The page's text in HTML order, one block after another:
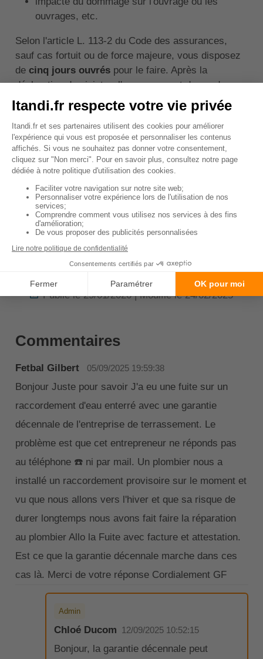
ouvrages, etc.
Selon l'article L. 113-2 du Code des assurances,
sauf cas fortuit ou de force majeure, vous disposez
de cinq jours ouvréspour le faire. Après la
déclaration du sinistre, l'assureur peut demander un
diagnostic de l'ouvrage endommagé pour évaluer les
dommages induits par la canalisation enterrée. Après
avoir fourni ce diagnostic, vous devez entamer les
travaux de réparation et les réaliser dans les délais
fixés par le contrat d'assurance.
↑ Sommaire
Alexandre Lamour
Publié le 29/01/2020 | Modifié le 24/02/2025
Commentaires
Fetbal Gilbert 05/09/2025 19:59:38
Bonjour Juste pour savoir J'a eu une fuite sur un
raccordement d'eau enterré avec une garantie
décennale de l'entreprise de terrassement. Le
problème est que cet entrepreneur ne réponds pas
au téléphone ☎️ ni par mail. Un plombier nous a
installé un raccordement provisoire sur le moment et
vu que nous allons vers l'hiver et que sa risque de
durer longtemps nous avons fait faire la réparation
au plombier Allo la Fuite avec facture et attestation.
Est ce que la garantie décennale marche dans ces
cas là. Merci de votre réponse Cordialement GF
Admin
Chloé Ducom 12/09/2025 10:52:15
Bonjour, la garantie décennale peut